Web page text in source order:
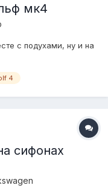
мк4
с подухами, ну и на
4
сифонах